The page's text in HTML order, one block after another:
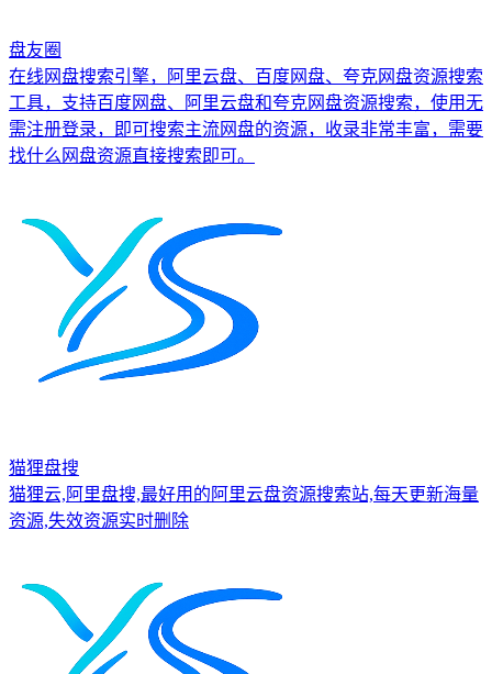
盘友圈
在线网盘搜索引擎，阿里云盘、百度网盘、夸克网盘资源搜索
工具，支持百度网盘、阿里云盘和夸克网盘资源搜索，使用无
需注册登录，即可搜索主流网盘的资源，收录非常丰富，需要
找什么网盘资源直接搜索即可。
猫狸盘搜
猫狸云,阿里盘搜,最好用的阿里云盘资源搜索站,每天更新海量
资源,失效资源实时删除